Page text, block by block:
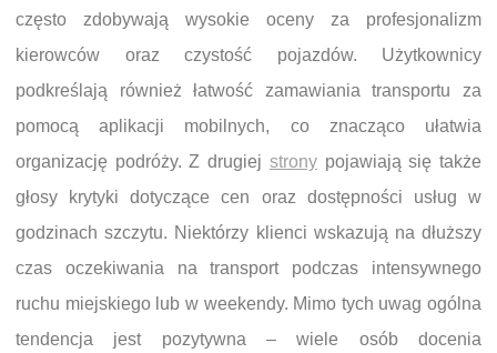
często zdobywają wysokie oceny za profesjonalizm
kierowców oraz czystość pojazdów. Użytkownicy
podkreślają również łatwość zamawiania transportu za
pomocą aplikacji mobilnych, co znacząco ułatwia
organizację podróży. Z drugiej stronypojawiają się także
głosy krytyki dotyczące cen oraz dostępności usług w
godzinach szczytu. Niektórzy klienci wskazują na dłuższy
czas oczekiwania na transport podczas intensywnego
ruchu miejskiego lub w weekendy. Mimo tych uwag ogólna
tendencja jest pozytywna – wiele osób docenia